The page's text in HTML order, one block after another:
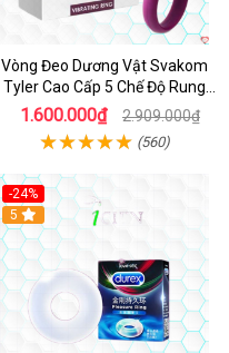
Vòng Đeo Dương Vật Svakom
Tyler Cao Cấp 5 Chế Độ Rung
Mạnh Mẽ Kích Thích Điểm G
1.600.000₫ 2.909.000₫
(560)
-24%
5